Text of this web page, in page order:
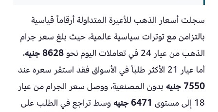
سجلت أسعار الذهب للأعيرة المتداولة أرقاماً قياسية
بالتزامن مع توترات سياسية عالمية، حيث بلغ سعر جرام
الذهب من عيار 24 في تعاملات اليوم نحو
8628 جنيه
،
أما عيار 21 الأكثر طلباً في الأسواق فقد استقر سعره عند
7550 جنيه
بدون المصنعية، ووصل سعر الجرام من عيار
18 إلى مستوى
6471 جنيه
وسط تراجع في الطلب على